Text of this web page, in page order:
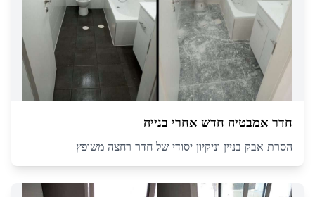
חדר אמבטיה חדש אחרי בנייה
הסרת אבק בניין וניקיון יסודי של חדר רחצה משופץ